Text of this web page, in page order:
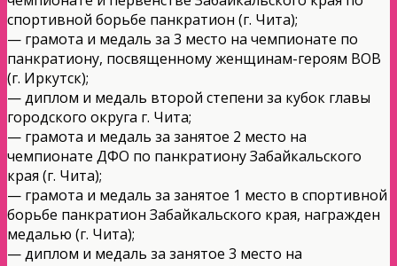
спортивной борьбе панкратион (г. Чита);
— грамота и медаль за 3 место на чемпионате по
панкратиону, посвященному женщинам-героям ВОВ
(г. Иркутск);
— диплом и медаль второй степени за кубок главы
городского округа г. Чита;
— грамота и медаль за занятое 2 место на
чемпионате ДФО по панкратиону Забайкальского
края (г. Чита);
— грамота и медаль за занятое 1 место в спортивной
борьбе панкратион Забайкальского края, награжден
медалью (г. Чита);
— диплом и медаль за занятое 3 место на